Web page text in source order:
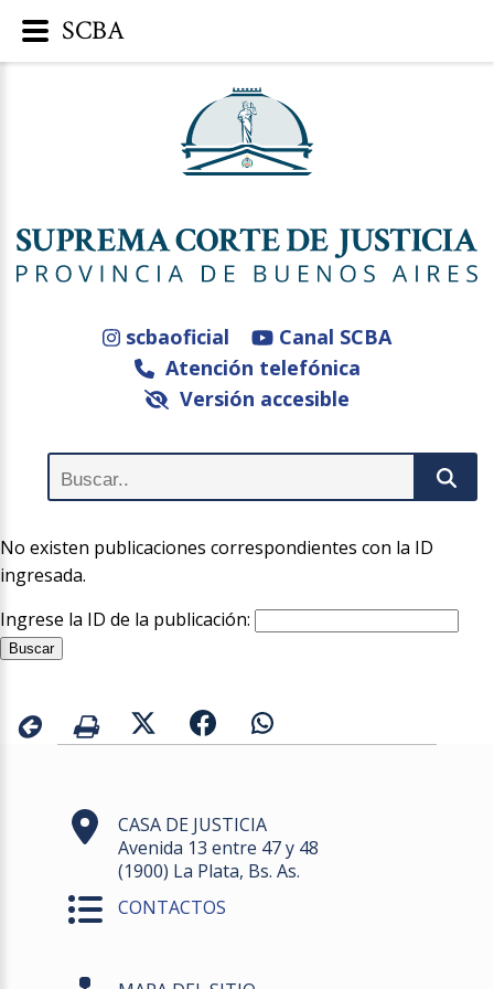
scbaoficial
Canal SCBA
Atención telefónica
Versión accesible
No existen publicaciones correspondientes con la ID
ingresada.
Ingrese la ID de la publicación:
CASA DE JUSTICIA
Avenida 13 entre 47 y 48
(1900) La Plata, Bs. As.
CONTACTOS
SCBA